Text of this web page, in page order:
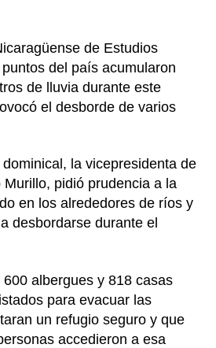
de Estudios
del país acumularon
de lluvia durante este
el desborde de varios
la vicepresidenta de
pidió prudencia a la
en los alrededores de ríos y
desbordarse durante el
albergues y 818 casas
para evacuar las
un refugio seguro y que
accedieron a esa